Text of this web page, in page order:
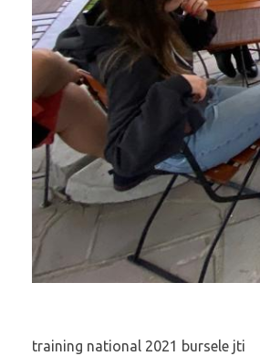
training national 2021 bursele jti